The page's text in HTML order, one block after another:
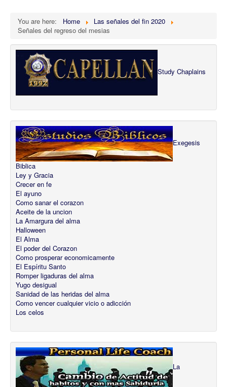
You are here: Home
Las señales del fin 2020
Señales del regreso del mesias
Study Chaplains
Exegesis
Biblica
Ley y Gracia
Crecer en fe
El ayuno
Como sanar el corazon
Aceite de la uncion
La Amargura del alma
Halloween
El Alma
El poder del Corazon
Como prosperar economicamente
El Espíritu Santo
Romper ligaduras del alma
Yugo desigual
Sanidad de las heridas del alma
Como vencer cualquier vicio o adicción
Los celos
La